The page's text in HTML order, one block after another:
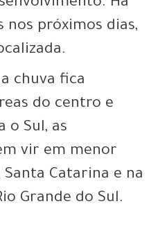
Há
nos próximos dias,
chuva fica
do centro e
o Sul, as
vir em menor
Catarina e na
Grande do Sul.